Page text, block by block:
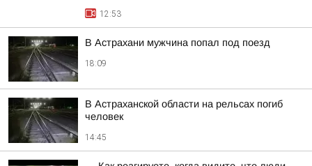
12:53
В Астрахани мужчина попал под поезд
18:09
В Астраханской области на рельсах погиб
человек
14:45